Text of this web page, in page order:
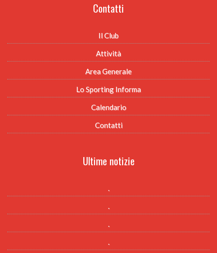
Contatti
Il Club
Attività
Area Generale
Lo Sporting Informa
Calendario
Contatti
Ultime notizie
.
.
.
.